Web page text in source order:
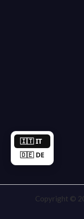
Copyright ©
🇮🇹 IT
🇩🇪 DE